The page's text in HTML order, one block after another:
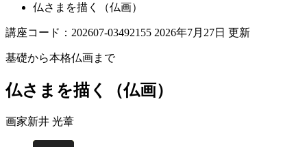
仏さまを描く（仏画）
講座コード：202607-03492155 2026年7月27日 更新
基礎から本格仏画まで
仏さまを描く（仏画）
画家新井 光葦